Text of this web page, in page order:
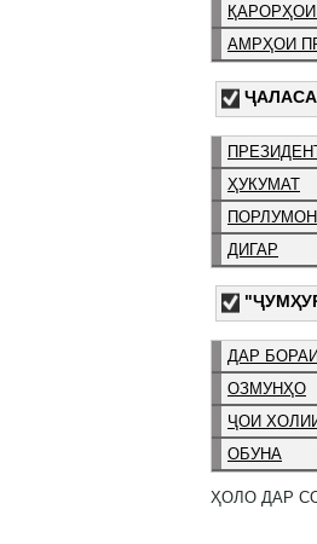
АМРҲОИ
ҲУКУМАТ
ПОРЛУМОН
ДИГАР
ДАР
ОЗМУНҲО
ҶОИ
ОБУНА
ҲОЛО ДАР